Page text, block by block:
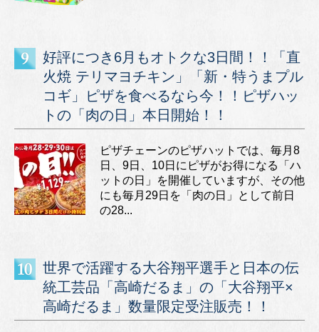
好評につき6月もオトクな3日間！！「直
火焼 テリマヨチキン」「新・特うまプル
コギ」ピザを食べるなら今！！ピザハッ
トの「肉の日」本日開始！！
ピザチェーンのピザハットでは、毎月8
日、9日、10日にピザがお得になる「ハ
ットの日」を開催していますが、その他
にも毎月29日を「肉の日」として前日
の28...
世界で活躍する大谷翔平選手と日本の伝
統工芸品「高崎だるま」の「大谷翔平×
高崎だるま」数量限定受注販売！！